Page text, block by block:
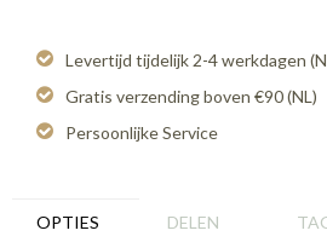
Levertijd tijdelijk 2-4 werkdagen
Gratis verzending boven €90 (NL)
Persoonlijke Service
OPTIES DELEN